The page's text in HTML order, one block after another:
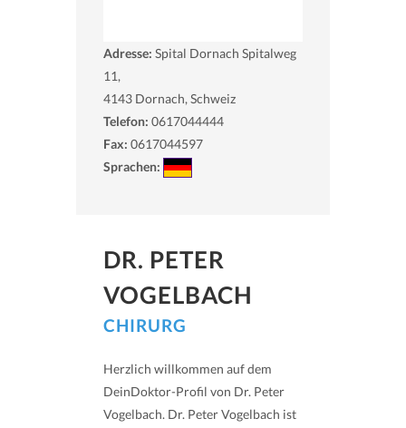
Adresse: Spital Dornach Spitalweg
11,
4143 Dornach, Schweiz
Telefon: 0617044444
Fax: 0617044597
Sprachen:
DR. PETER
VOGELBACH
CHIRURG
Herzlich willkommen auf dem
DeinDoktor-Profil von Dr. Peter
Vogelbach. Dr. Peter Vogelbach ist